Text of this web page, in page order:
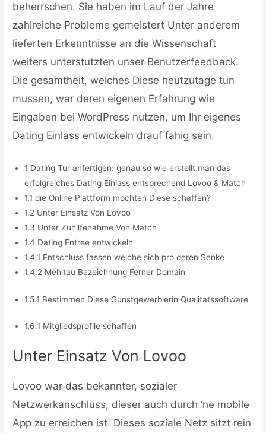
beherrschen. Sie haben im Lauf der Jahre
zahlreiche Probleme gemeistert Unter anderem
lieferten Erkenntnisse an die Wissenschaft
weiters unterstutzten unser Benutzerfeedback.
Die gesamtheit, welches Diese heutzutage tun
mussen, war deren eigenen Erfahrung wie
Eingaben bei WordPress nutzen, um Ihr eigenes
Dating Einlass entwickeln drauf fahig sein.
1 Dating Tur anfertigen: genau so wie erstellt man das
erfolgreiches Dating Einlass entsprechend Lovoo & Match
1.1 die Online Plattform mochten Diese schaffen?
1.2 Unter Einsatz Von Lovoo
1.3 Unter Zuhilfenahme Von Match
1.4 Dating Entree entwickeln
1.4.1 Entschluss fassen welche sich pro deren Senke
1.4.2 Mehltau Bezeichnung Ferner Domain
1.5.1 Bestimmen Diese Gunstgewerblerin Qualitatssoftware
1.6.1 Mitgliedsprofile schaffen
Unter Einsatz Von Lovoo
Lovoo war das bekannter, sozialer
Netzwerkanschluss, dieser auch durch ‘ne mobile
App zu erreichen ist. Dieses soziale Netz sitzt rein